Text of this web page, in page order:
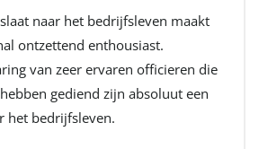
naar het bedrijfsleven maakt
ontzettend enthousiast.
van zeer ervaren officieren die
gediend zijn absoluut een
het bedrijfsleven.